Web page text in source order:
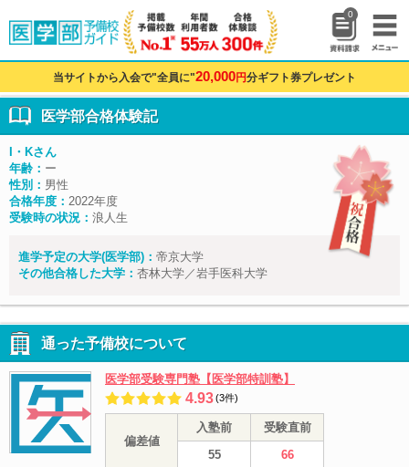
0
当サイトから入会で"全員に"20,000円分ギフト券プレゼント
医学部合格体験記
I・Kさん
年齢： ー
性別： 男性
合格年度： 2022年度
受験時の状況： 浪人生
進学予定の大学(医学部)： 帝京大学
その他合格した大学： 杏林大学／岩手医科大学
通った予備校について
医学部受験専門塾【医学部特訓塾】
4.93(3件)
偏差値
入塾前
受験直前
55
66